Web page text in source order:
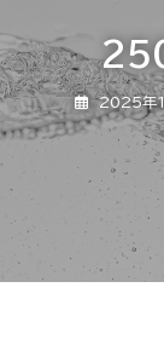
2025年